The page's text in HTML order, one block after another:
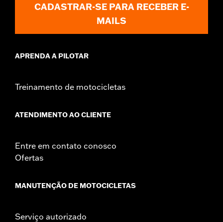
d.com/warrantyfor full details
CADASTRAR-SE PARA RECEBER E-
MAILS
APRENDA A PILOTAR
Treinamento de motocicletas
ATENDIMENTO AO CLIENTE
Entre em contato conosco
Ofertas
MANUTENÇÃO DE MOTOCICLETAS
Serviço autorizado